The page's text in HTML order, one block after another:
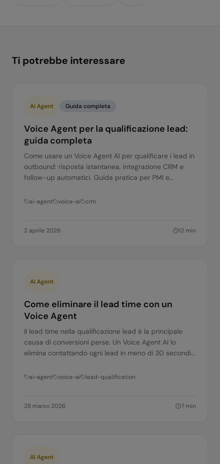
Ti potrebbe interessare
AI Agent Guida completa
Voice Agent per la qualificazione lead:
guida completa
Come usare un Voice Agent AI per qualificare i lead in
outbound: risposta istantanea, integrazione CRM e
follow-up automatici. Guida pratica per PMI e
ai-agent voice-ai crm
2 aprile 2026 12 min
AI Agent
Come eliminare il lead time con un
Voice Agent
Il lead time nella qualificazione lead è la principale
causa di conversioni perse. Un Voice Agent AI lo
elimina contattando ogni lead in meno di 30 secondi.
ai-agent voice-ai lead-qualification
28 marzo 2026 7 min
AI Agent